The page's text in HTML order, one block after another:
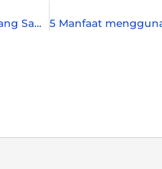
6 Alasan Mengapa Memancing Ikan Mas Menjadi Aktivitas yang Sangat Memuaskan